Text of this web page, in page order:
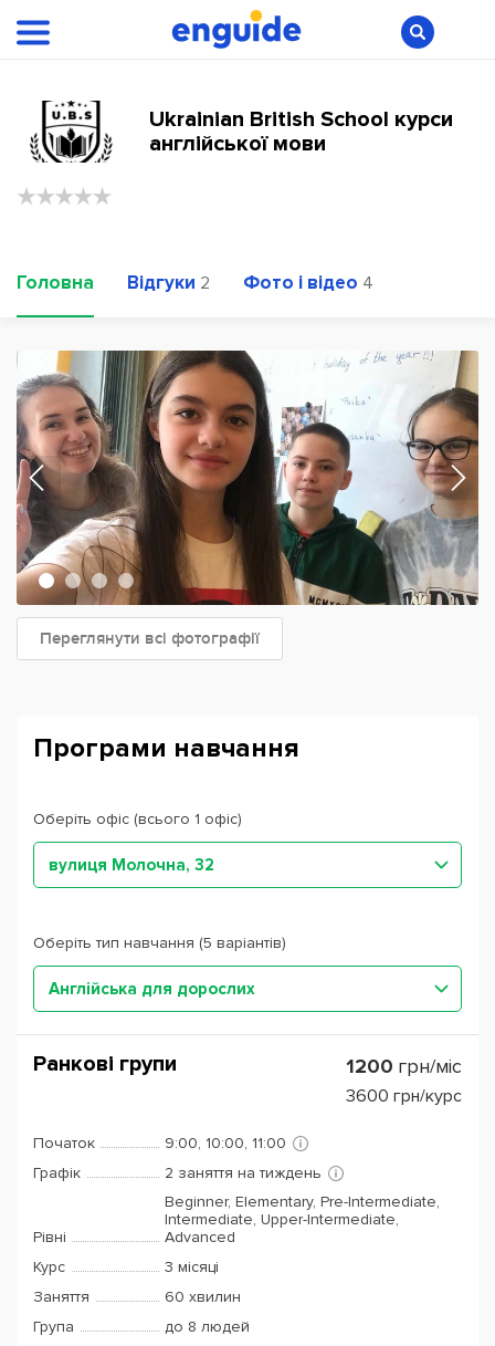
Ukrainian British School курси
англійської мови
Головна Відгуки 2 Фото і відео 4
Переглянути всі фотографії
Програми навчання
Оберіть офіс (всього 1 офіс)
вулиця Молочна, 32
Оберіть тип навчання (5 варіантів)
Англійська для дорослих
Ранкові групи 1200 грн/міс
3600 грн/курс
Початок
9:00, 10:00, 11:00
Графік
2 заняття на тиждень
Рівні
Beginner, Elementary, Pre-Intermediate,
Intermediate, Upper-Intermediate,
Advanced
Курс
3 місяці
Заняття
60 хвилин
Група
до 8 людей